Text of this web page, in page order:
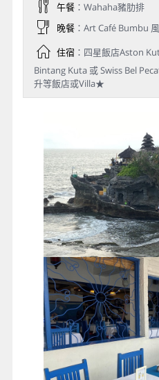
午餐：Wahaha豬肋排
晚餐：Art Café Bumbu
住宿：四星飯店Aston
Bintang Kuta 或 Swiss Bel
升等飯店或Villa★